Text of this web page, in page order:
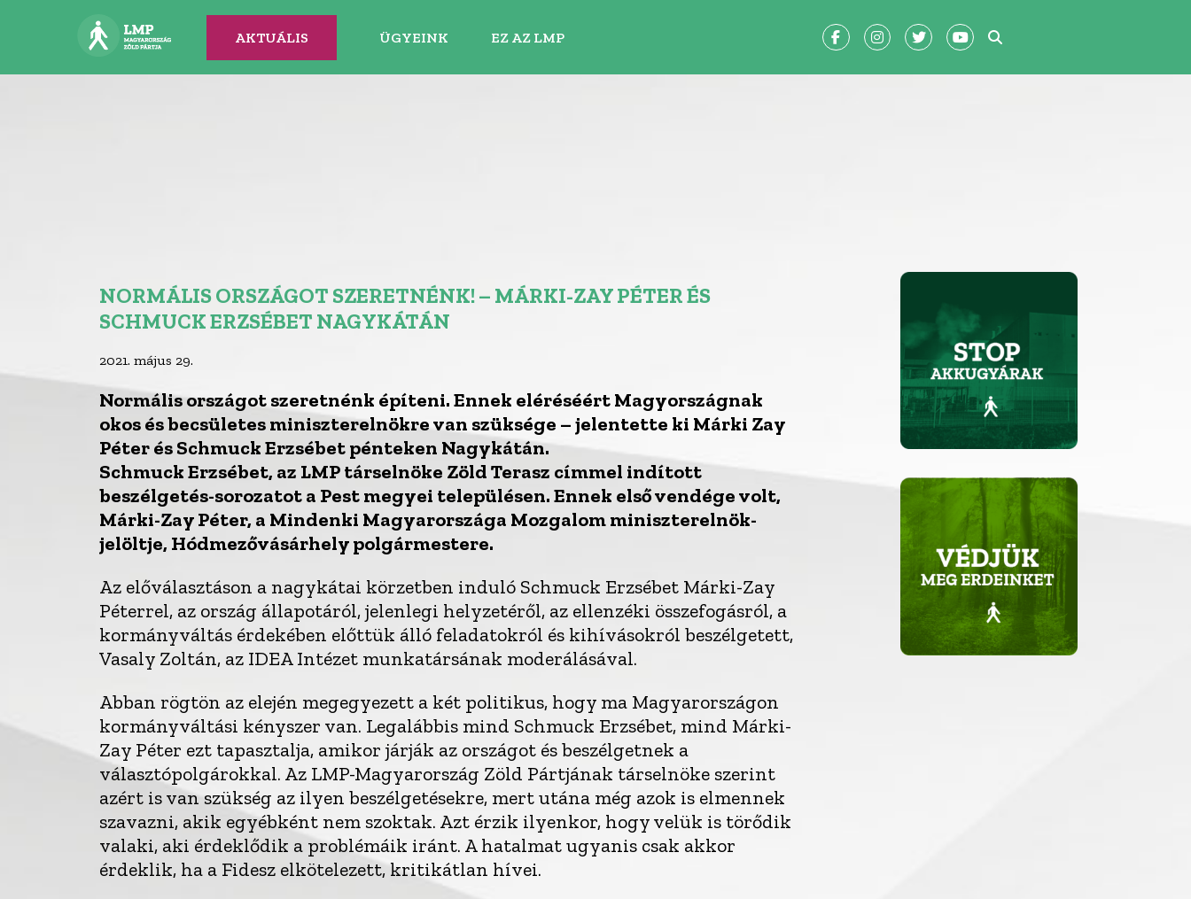
AKTUÁLIS ÜGYEINK EZ AZ LMP
NORMÁLIS ORSZÁGOT SZERETNÉNK! – MÁRKI-ZAY PÉTER ÉS
SCHMUCK ERZSÉBET NAGYKÁTÁN
2021. május 29.
Normális országot szeretnénk építeni. Ennek eléréséért Magyországnak
okos és becsületes miniszterelnökre van szüksége – jelentette ki Márki Zay
Péter és Schmuck Erzsébet pénteken Nagykátán.
Schmuck Erzsébet, az LMP társelnöke Zöld Terasz címmel indított
beszélgetés-sorozatot a Pest megyei településen. Ennek első vendége volt,
Márki-Zay Péter, a Mindenki Magyarországa Mozgalom miniszterelnök-
jelöltje, Hódmezővásárhely polgármestere.
Az előválasztáson a nagykátai körzetben induló Schmuck Erzsébet Márki-Zay
Péterrel, az ország állapotáról, jelenlegi helyzetéről, az ellenzéki összefogásról, a
kormányváltás érdekében előttük álló feladatokról és kihívásokról beszélgetett,
Vasaly Zoltán, az IDEA Intézet munkatársának moderálásával.
Abban rögtön az elején megegyezett a két politikus, hogy ma Magyarországon
kormányváltási kényszer van. Legalábbis mind Schmuck Erzsébet, mind Márki-
Zay Péter ezt tapasztalja, amikor járják az országot és beszélgetnek a
választópolgárokkal. Az LMP-Magyarország Zöld Pártjának társelnöke szerint
azért is van szükség az ilyen beszélgetésekre, mert utána még azok is elmennek
szavazni, akik egyébként nem szoktak. Azt érzik ilyenkor, hogy velük is törődik
valaki, aki érdeklődik a problémáik iránt. A hatalmat ugyanis csak akkor
érdeklik, ha a Fidesz elkötelezett, kritikátlan hívei.